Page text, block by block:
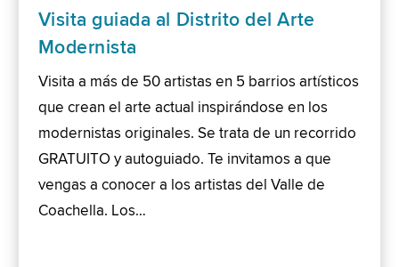
Visita guiada al Distrito del Arte
Modernista
Visita a más de 50 artistas en 5 barrios artísticos
que crean el arte actual inspirándose en los
modernistas originales. Se trata de un recorrido
GRATUITO y autoguiado. Te invitamos a que
vengas a conocer a los artistas del Valle de
Coachella. Los…